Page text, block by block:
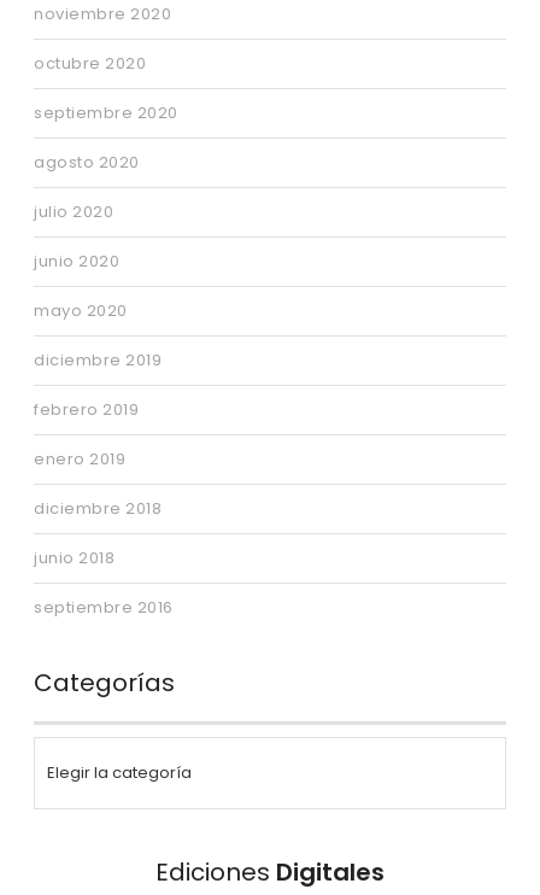
noviembre 2020
octubre 2020
septiembre 2020
agosto 2020
julio 2020
junio 2020
mayo 2020
diciembre 2019
febrero 2019
enero 2019
diciembre 2018
junio 2018
septiembre 2016
Categorías
Ediciones Digitales